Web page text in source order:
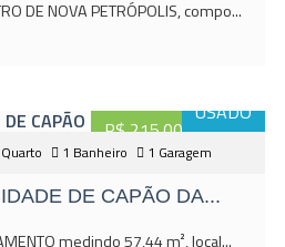
DE NOVA PETRÓPOLIS, compo...
USADO
R$ 215.000,00
1 Banheiro 1 Garagem
DE CAPÃO DA...
medindo 57,44 m², local...